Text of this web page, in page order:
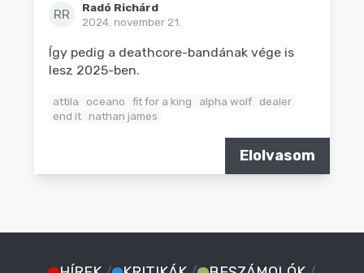
RR
Radó Richárd
2024. november 21.
Így pedig a deathcore-bandának vége is
lesz 2025-ben.
attila oceano fit for a king alpha wolf
dealer
end it nathan james
Elolvasom